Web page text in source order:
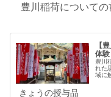
豊川稲荷について
【
体験
豊川
れた
域に
ん
きょうの授与品